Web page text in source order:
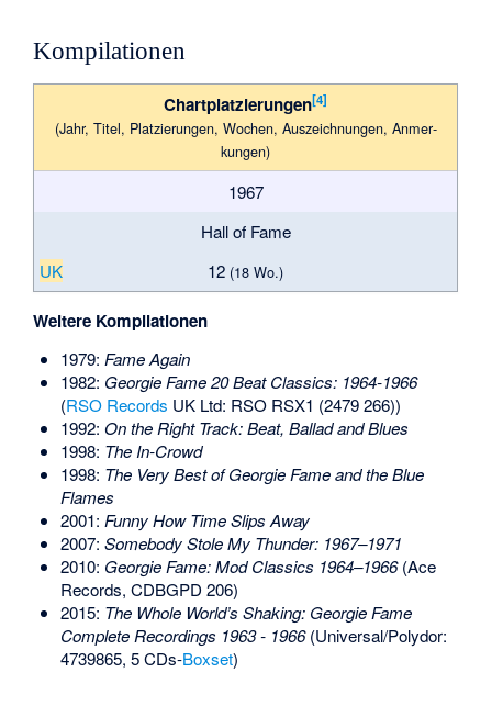
Kompilationen
Chartplatzierungen[4]
(Jahr, Titel, Plat­zie­rungen, Wo­chen, Aus­zeich­nungen, Anmer­
kungen)
1967
Hall of Fame
UK
12 (18 Wo.)
Weitere Kompilationen
1979: Fame Again
1982: Georgie Fame 20 Beat Classics: 1964-1966
(RSO Records UK Ltd: RSO RSX1 (2479 266))
1992: On the Right Track: Beat, Ballad and Blues
1998: The In-Crowd
1998: The Very Best of Georgie Fame and the Blue
Flames
2001: Funny How Time Slips Away
2007: Somebody Stole My Thunder: 1967–1971
2010: Georgie Fame: Mod Classics 1964–1966(Ace
Records, CDBGPD 206)
2015: The Whole World’s Shaking: Georgie Fame
Complete Recordings 1963 - 1966(Universal/Polydor:
4739865, 5 CDs-Boxset)